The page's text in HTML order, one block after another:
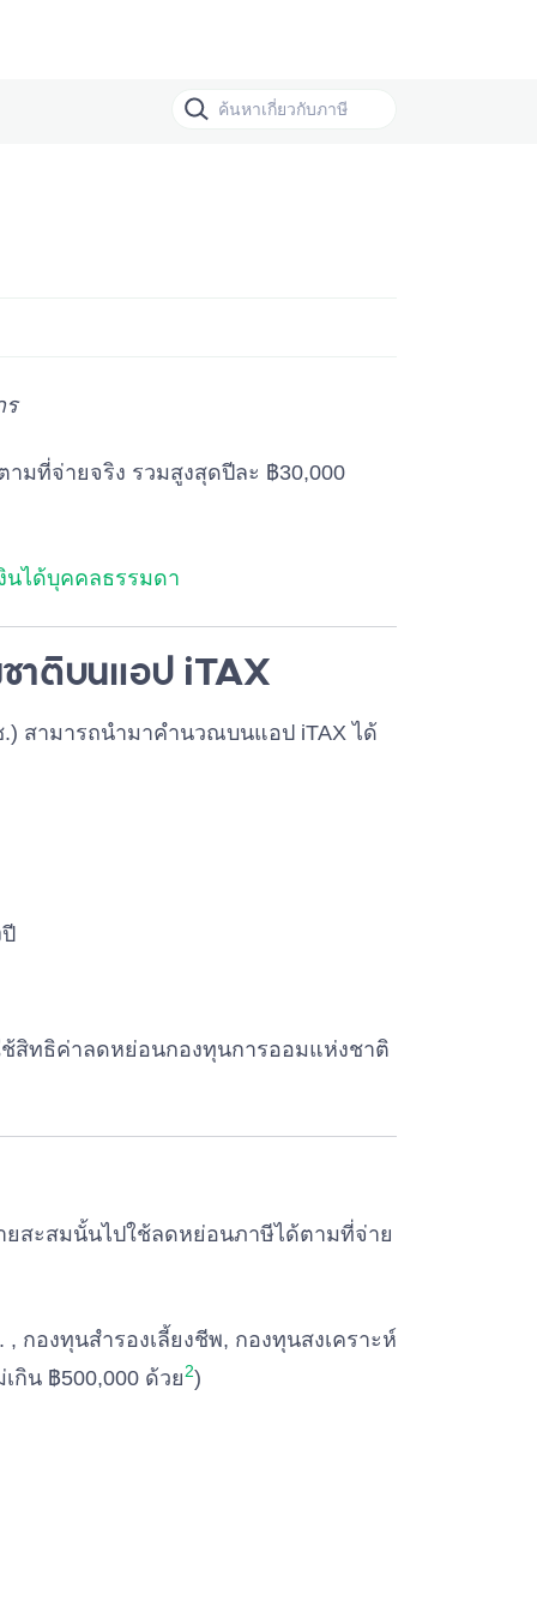
ร
ามที่จ่ายจริง รวมสูงสุดปีละ ฿30,000
นได้บุคคลธรรมดา
าติบนแอป iTAX
สามารถนำมาคำนวณบนแอป iTAX ได้
สิทธิค่าลดหย่อนกองทุนการออมแห่งชาติ
ยสะสมนั้นไปใช้ลดหย่อนภาษีได้ตามที่จ่าย
กองทุนสํารองเลี้ยงชีพ, กองทุนสงเคราะห์
กิน ฿500,000 ด้วย2)